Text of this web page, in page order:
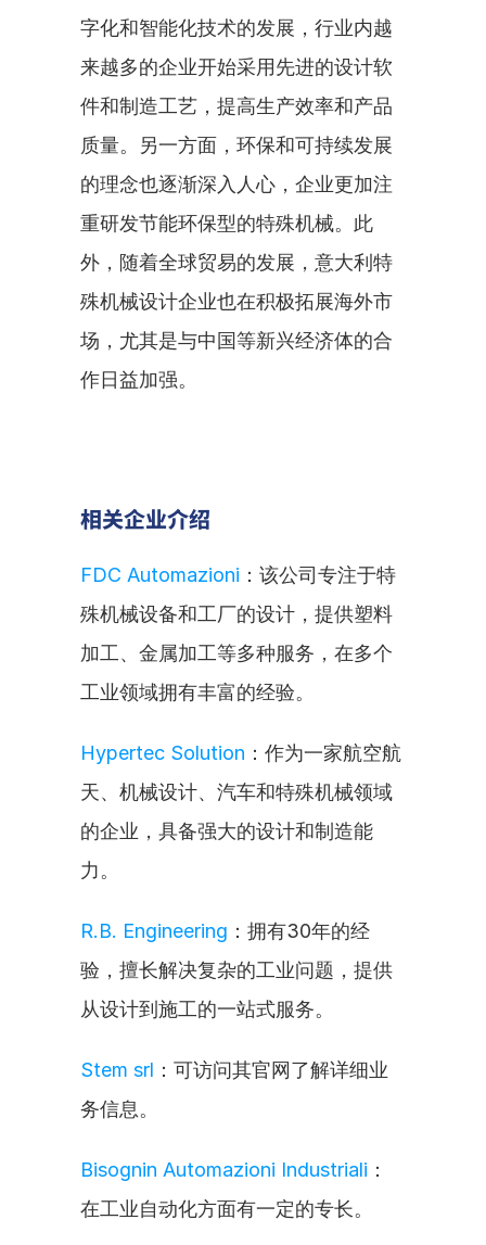
字化和智能化技术的发展，行业内越
来越多的企业开始采用先进的设计软
件和制造工艺，提高生产效率和产品
质量。另一方面，环保和可持续发展
的理念也逐渐深入人心，企业更加注
重研发节能环保型的特殊机械。此
外，随着全球贸易的发展，意大利特
殊机械设计企业也在积极拓展海外市
场，尤其是与中国等新兴经济体的合
作日益加强。
相关企业介绍
FDC Automazioni ：该公司专注于特
殊机械设备和工厂的设计，提供塑料
加工、金属加工等多种服务，在多个
工业领域拥有丰富的经验。
Hypertec Solution ：作为一家航空航
天、机械设计、汽车和特殊机械领域
的企业，具备强大的设计和制造能
力。
R.B. Engineering ：拥有30年的经
验，擅长解决复杂的工业问题，提供
从设计到施工的一站式服务。
Stem srl ：可访问其官网了解详细业
务信息。
Bisognin Automazioni Industriali ：
在工业自动化方面有一定的专长。